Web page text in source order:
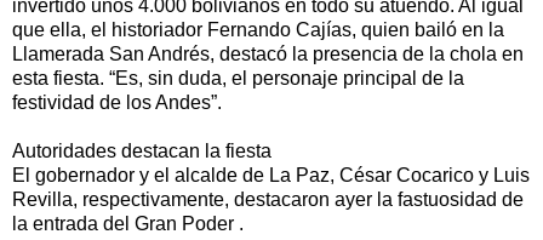
invertido unos 4.000 bolivianos en todo su atuendo. Al igual
que ella, el historiador Fernando Cajías, quien bailó en la
Llamerada San Andrés, destacó la presencia de la chola en
esta fiesta. “Es, sin duda, el personaje principal de la
festividad de los Andes”.
Autoridades destacan la fiesta
El gobernador y el alcalde de La Paz, César Cocarico y Luis
Revilla, respectivamente, destacaron ayer la fastuosidad de
la entrada del Gran Poder .